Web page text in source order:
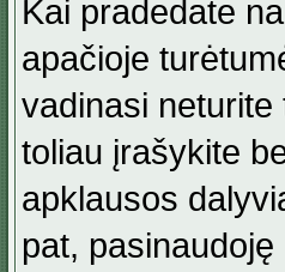
Kai pradedate
apačioje
vadinasi
toliau įrašykite
apklausos
pat,